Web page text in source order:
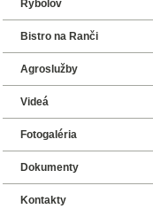
Rybolov
Bistro na Ranči
Agroslužby
Videá
Fotogaléria
Dokumenty
Kontakty